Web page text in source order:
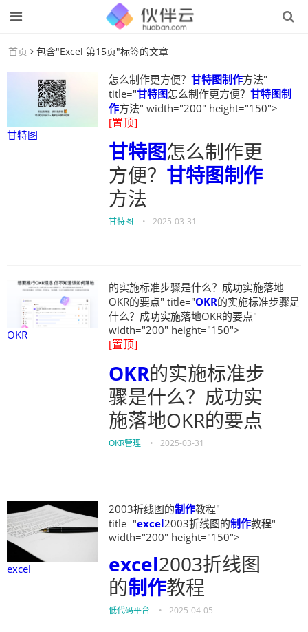
首页 包含"Excel 第15页"标签的文章
甘特图
怎么制作更方便？ 甘特图制作方法"
title="甘特图怎么制作更方便？ 甘特图制
作方法" width="200" height="150">
[置顶]
甘特图怎么制作更
方便？ 甘特图制作
方法
甘特图 • 2025-03-31
OKR
的实施标准步骤是什么？成功实施落地
OKR的要点" title="OKR的实施标准步骤是
什么？成功实施落地OKR的要点"
width="200" height="150">
[置顶]
OKR的实施标准步
骤是什么？成功实
施落地OKR的要点
OKR管理 • 2025-03-31
excel
2003折线图的制作教程"
title="excel2003折线图的制作教程"
width="200" height="150">
excel2003折线图
的制作教程
低代码平台 • 2025-04-05